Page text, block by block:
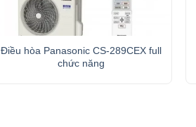
Điều hòa Panasonic CS-289CEX full
chức năng